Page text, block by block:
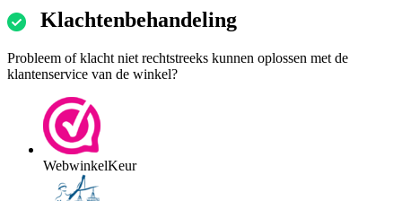
Klachtenbehandeling
Probleem of klacht niet rechtstreeks kunnen oplossen met de
klantenservice van de winkel?
WebwinkelKeur